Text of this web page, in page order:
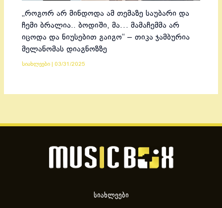
„როგორ არ მინდოდა ამ თემაზე საუბარი და
ჩემი ბრალია.. ბოდიში, მა… მამაჩემმა არ
იცოდა და ნიუსებით გაიგო“ – თიკა ჯამბურია
მელანომას დიაგნოზზე
სიახლეები 03/31/2025
სიახლეები